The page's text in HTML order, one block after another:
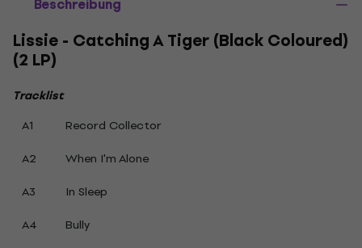
Beschreibung
Lissie - Catching A Tiger (Black Coloured)
(2 LP)
Tracklist
A1
Record Collector
A2
When I'm Alone
A3
In Sleep
A4
Bully